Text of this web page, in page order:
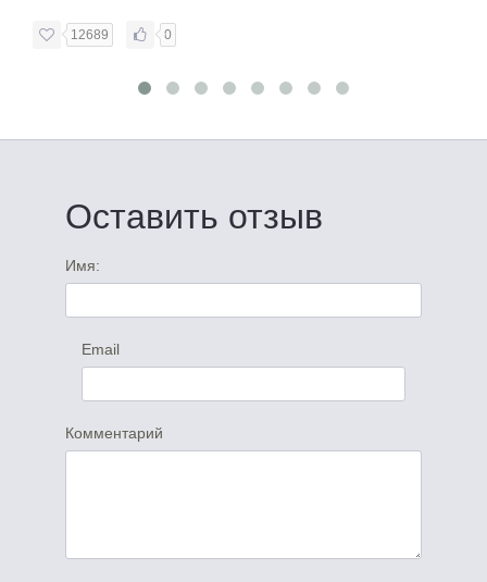
12689 0
Оставить отзыв
Имя:
Email
Комментарий